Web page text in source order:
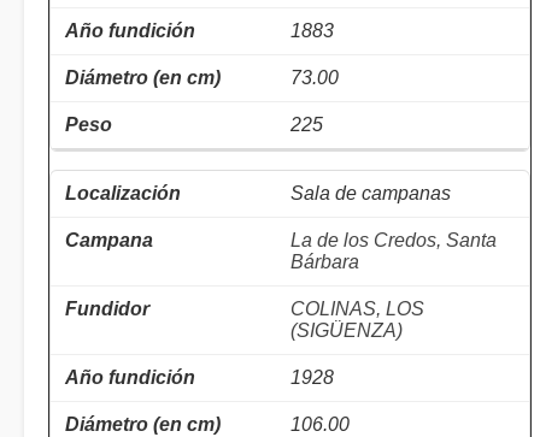
1883
73.00
225
Sala de campanas
La de los Credos, Santa
Bárbara
COLINAS, LOS
(SIGÜENZA)
1928
106.00